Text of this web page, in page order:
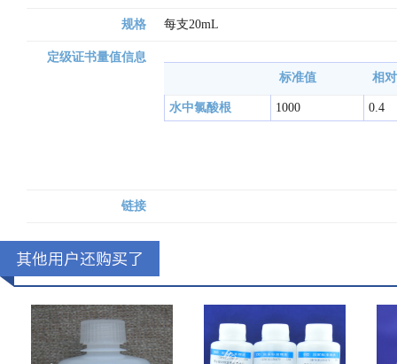
规格 每支20mL
定级证书量值信息
标准值
相
水中氯酸根 1000 0.4
链接